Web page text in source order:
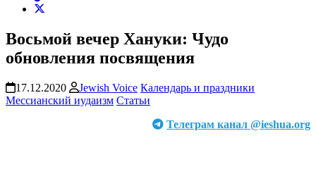
Восьмой вечер Хануки: Чудо
обновления посвящения
17.12.2020 Jewish Voice Календарь и праздники
Мессианский иудаизм Статьи
Телеграм канал @ieshua.org